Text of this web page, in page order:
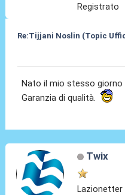
Registrato
Re:Tijjani Noslin (Topic
Nato il mio stesso giorno
Garanzia di qualità.
Twix
Lazionetter